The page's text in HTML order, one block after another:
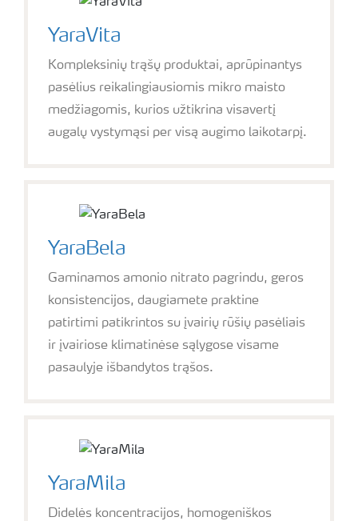
YaraVita
Kompleksinių trąšų produktai, aprūpinantys
pasėlius reikalingiausiomis mikro maisto
medžiagomis, kurios užtikrina visavertį
augalų vystymąsi per visą augimo laikotarpį.
YaraBela
Gaminamos amonio nitrato pagrindu, geros
konsistencijos, daugiamete praktine
patirtimi patikrintos su įvairių rūšių pasėliais
ir įvairiose klimatinėse sąlygose visame
pasaulyje išbandytos trąšos.
YaraMila
Didelės koncentracijos, homogeniškos